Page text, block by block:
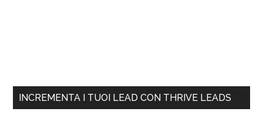
INCREMENTA I TUOI LEAD CON THRIVE LEADS